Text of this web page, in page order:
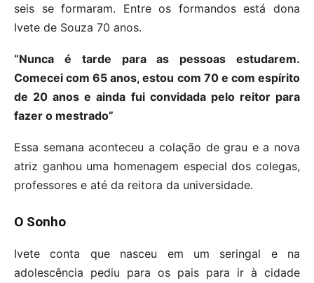
seis se formaram. Entre os formandos está dona
Ivete de Souza 70 anos.
“Nunca é tarde para as pessoas estudarem.
Comecei com 65 anos, estou com 70 e com espírito
de 20 anos e ainda fui convidada pelo reitor para
fazer o mestrado”
Essa semana aconteceu a colação de grau e a nova
atriz ganhou uma homenagem especial dos colegas,
professores e até da reitora da universidade.
O Sonho
Ivete conta que nasceu em um seringal e na
adolescência pediu para os pais para ir à cidade